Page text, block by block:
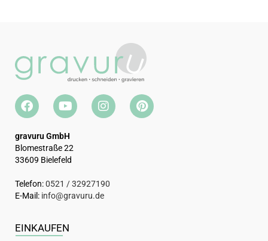
gravuru GmbH
Blomestraße 22
33609 Bielefeld
Telefon:0521 / 32927190
E-Mail: info@gravuru.de
EINKAUFEN